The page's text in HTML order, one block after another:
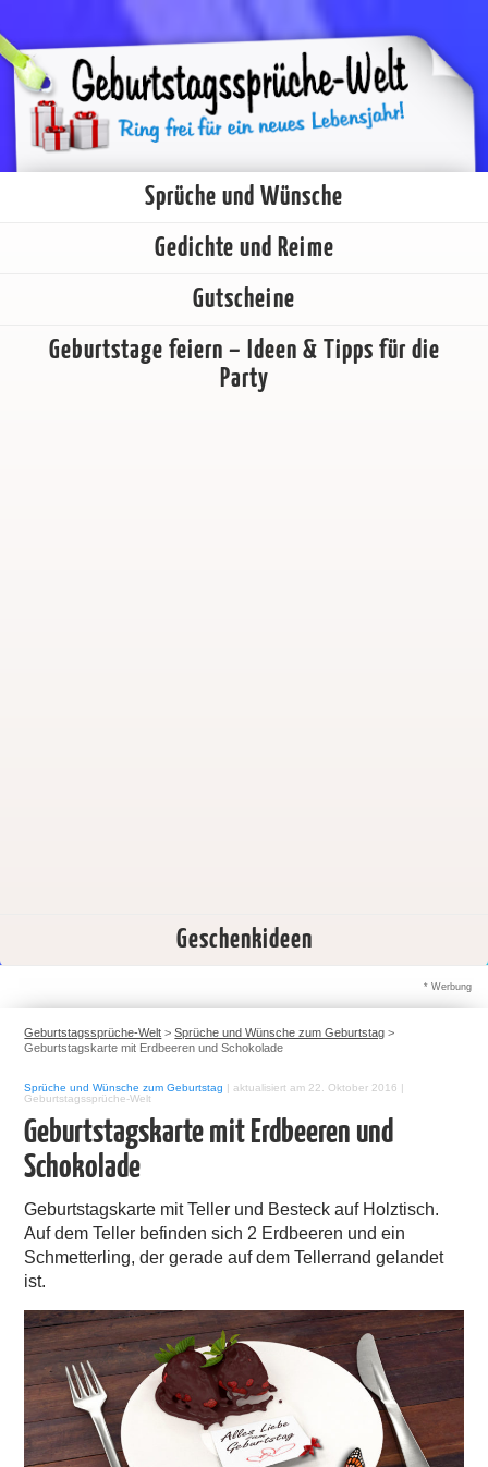
Sprüche und Wünsche
Gedichte und Reime
Gutscheine
Geburtstage feiern – Ideen & Tipps für die
Party
Geschenkideen
* Werbung
Geburtstagssprüche-Welt >Sprüche und Wünsche zum Geburtstag >
Geburtstagskarte mit Erdbeeren und Schokolade
Sprüche und Wünsche zum Geburtstag aktualisiert am 22. Oktober 2016
Geburtstagssprüche-Welt
Geburtstagskarte mit Erdbeeren und
Schokolade
Geburtstagskarte mit Teller und Besteck auf Holztisch.
Auf dem Teller befinden sich 2 Erdbeeren und ein
Schmetterling, der gerade auf dem Tellerrand gelandet
ist.